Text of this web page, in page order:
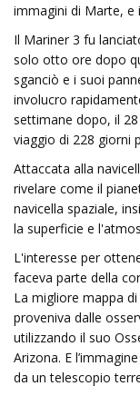
immagini di Marte, e
Il Mariner 3 fu
solo otto ore dopo
sganciò e i suoi
involucro
settimane dopo, il
viaggio di 228 giorni
Attaccata alla
rivelare come il
navicella spaziale,
la superficie e
L'interesse per
faceva parte della
La migliore mappa
proveniva dalle
utilizzando il suo
Arizona. E
da un telescopio